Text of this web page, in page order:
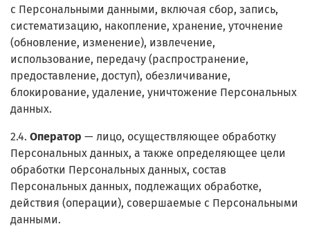
с Персональными данными, включая сбор, запись,
систематизацию, накопление, хранение, уточнение
(обновление, изменение), извлечение,
использование, передачу (распространение,
предоставление, доступ), обезличивание,
блокирование, удаление, уничтожение Персональных
данных.
2.4. Оператор — лицо, осуществляющее обработку
Персональных данных, а также определяющее цели
обработки Персональных данных, состав
Персональных данных, подлежащих обработке,
действия (операции), совершаемые с Персональными
данными.